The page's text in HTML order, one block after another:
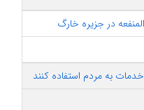
در جزیره خارگ
به مردم استفاده کنند